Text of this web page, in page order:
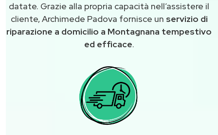
datate. Grazie alla propria capacità nell’assistere il
cliente, Archimede Padova fornisce un servizio di
riparazione a domicilio a Montagnana tempestivo
ed efficace.